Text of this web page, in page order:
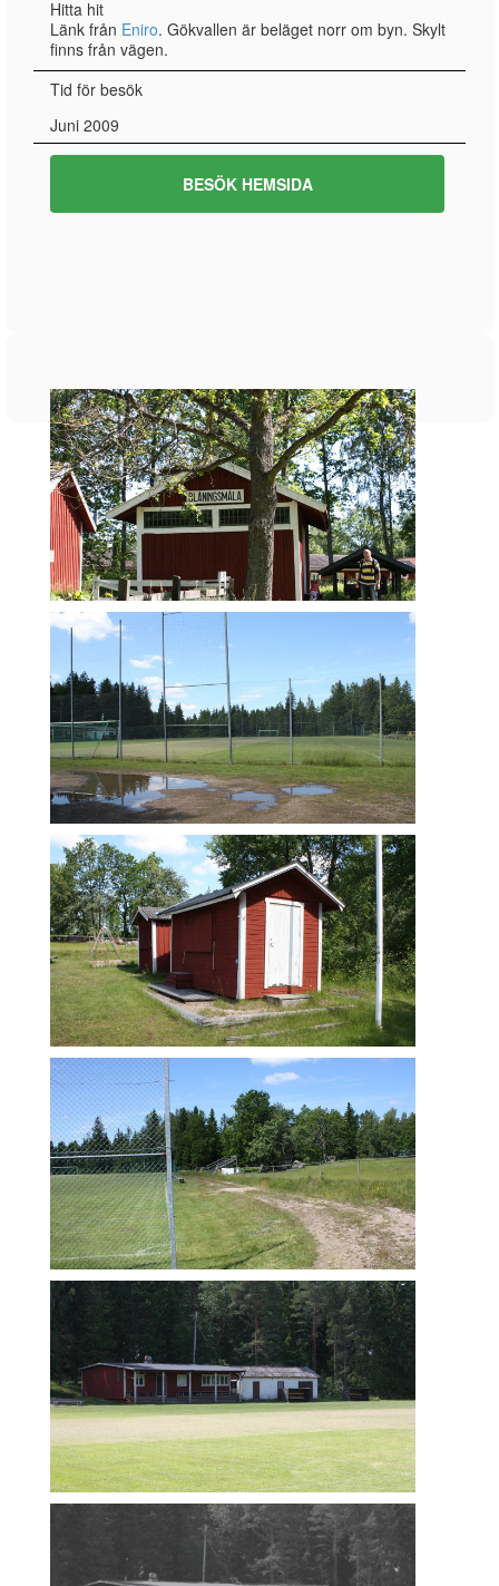
Hitta hit
Länk från Eniro. Gökvallen är beläget norr om byn. Skylt
finns från vägen.
Tid för besök
Juni 2009
BESÖK HEMSIDA